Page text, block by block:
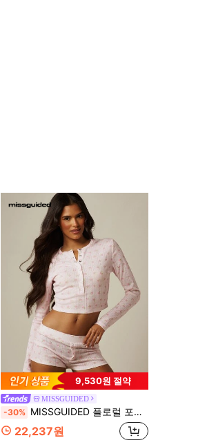
9,530원 절약
MISSGUIDED
-30% MISSGUIDED 플로럴 포인트텔 헨리 크롭 탑과 미니 쇼츠 라운지 세트 긴팔 소프트 니트 코디 잠옷
22,237원